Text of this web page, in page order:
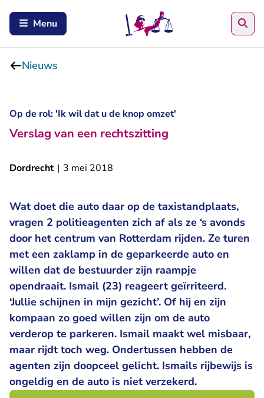
Menu
Nieuws
Op de rol: 'Ik wil dat u de knop omzet'
Verslag van een rechtszitting
Dordrecht | 3 mei 2018
Wat doet die auto daar op de taxistandplaats,
vragen 2 politieagenten zich af als ze ‘s avonds
door het centrum van Rotterdam rijden. Ze turen
met een zaklamp in de geparkeerde auto en
willen dat de bestuurder zijn raampje
opendraait. Ismail (23) reageert geïrriteerd.
‘Jullie schijnen in mijn gezicht’. Of hij en zijn
kompaan zo goed willen zijn om de auto
verderop te parkeren. Ismail maakt wel misbaar,
maar rijdt toch weg. Ondertussen hebben de
agenten zijn doopceel gelicht. Ismails rijbewijs is
ongeldig en de auto is niet verzekerd.